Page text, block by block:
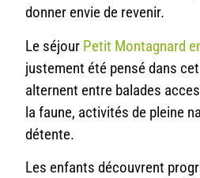
donner envie de revenir.
Le séjour Petit Montagnard
justement été pensé dans
alternent entre balades
la faune, activités de pleine
détente.
Les enfants découvrent